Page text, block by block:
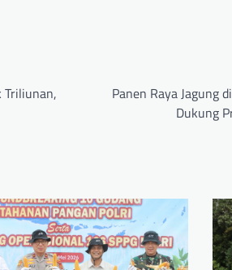
Triliunan,
Panen Raya Jagung
Dukung